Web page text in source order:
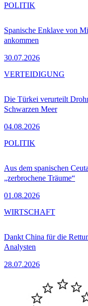
Spanische Enklave von
ankommen
30.07.2026
POLITIK
Die Türkei verurteilt
Schwarzen Meer
04.08.2026
VERTEIDIGUNG
Aus dem spanischen
„zerbrochene Träume“
01.08.2026
POLITIK
Dankt China für die
Analysten
28.07.2026
WIRTSCHAFT